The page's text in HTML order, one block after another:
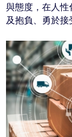
與態度，在人
及抱負、勇於接